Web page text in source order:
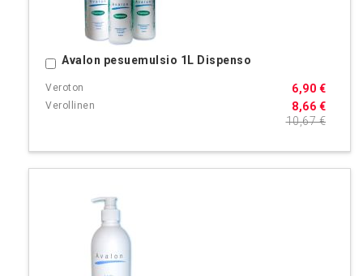
Avalon pesuemulsio 1L Dispenso
8,66 €
6,90 €
10,67 €
Ostoskoriin